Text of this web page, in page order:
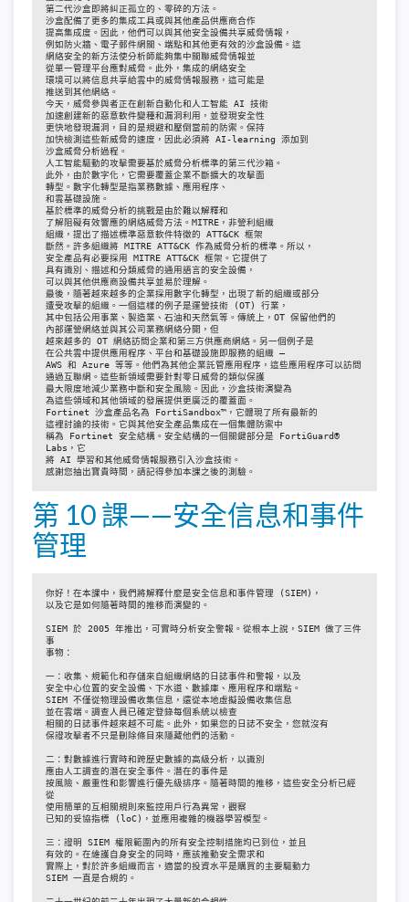
第二代沙盒即將糾正孤立的、零碎的方法。
沙盒配備了更多的集成工具或與其他產品供應商合作
提高集成度。因此，他們可以與其他安全設備共享威脅情報，
例如防火牆、電子郵件網關、端點和其他更有效的沙盒設備。這
網絡安全的新方法使分析師能夠集中關聯威脅情報並
從單一管理平台應對威脅。此外，集成的網絡安全
環境可以將信息共享給雲中的威脅情報服務，這可能是
推送到其他網絡。
今天，威脅參與者正在創新自動化和人工智能 AI 技術
加速創建新的惡意軟件變種和漏洞利用，並發現安全性
更快地發現漏洞，目的是規避和壓倒當前的防禦。保持
加快檢測這些新威脅的速度，因此必須將 AI-learning 添加到
沙盒威脅分析過程。
人工智能驅動的攻擊需要基於威脅分析標準的第三代沙箱。
此外，由於數字化，它需要覆蓋企業不斷擴大的攻擊面
轉型。數字化轉型是指業務數據、應用程序、
和雲基礎設施。
基於標準的威脅分析的挑戰是由於難以解釋和
了解阻礙有效響應的網絡威脅方法。MITRE，非營利組織
組織，提出了描述標準惡意軟件特徵的 ATT&CK 框架
斷然。許多組織將 MITRE ATT&CK 作為威脅分析的標準。所以，
安全產品有必要採用 MITRE ATT&CK 框架。它提供了
具有識別、描述和分類威脅的通用語言的安全設備，
可以與其他供應商設備共享並易於理解。
最後，隨著越來越多的企業採用數字化轉型，出現了新的組織或部分
遭受攻擊的組織。一個這樣的例子是運營技術 (OT) 行業，
其中包括公用事業、製造業、石油和天然氣等。傳統上，OT 保留他們的
內部運營網絡並與其公司業務網絡分開，但
越來越多的 OT 網絡訪問企業和第三方供應商網絡。另一個例子是
在公共雲中提供應用程序、平台和基礎設施即服務的組織 —
AWS 和 Azure 等等。他們為其他企業託管應用程序，這些應用程序可以訪問
通過互聯網。這些新領域需要針對零日威脅的類似保護
最大限度地減少業務中斷和安全風險。因此，沙盒技術演變為
為這些領域和其他領域的發展提供更廣泛的覆蓋面。
Fortinet 沙盒產品名為 FortiSandbox™，它體現了所有最新的
這裡討論的技術。它與其他安全產品集成在一個集體防禦中
稱為 Fortinet 安全結構。安全結構的一個關鍵部分是 FortiGuard®
Labs，它
將 AI 學習和其他威脅情報服務引入沙盒技術。
感謝您抽出寶貴時間，請記得參加本課之後的測驗。
第 10 課——安全信息和事件
管理
你好！在本課中，我們將解釋什麼是安全信息和事件管理 (SIEM)，
以及它是如何隨著時間的推移而演變的。
SIEM 於 2005 年推出，可實時分析安全警報。從根本上說，SIEM 做了三件
事
事物：
一：收集、規範化和存儲來自組織網絡的日誌事件和警報，以及
安全中心位置的安全設備、下水道、數據庫、應用程序和端點。
SIEM 不僅從物理設備收集信息，還從本地虛擬設備收集信息
並在雲端。調查人員已確定登錄每個系統以檢查
相關的日誌事件越來越不可能。此外，如果您的日誌不安全，您就沒有
保證攻擊者不只是刪除條目來隱藏他們的活動。
二：對數據進行實時和跨歷史數據的高級分析，以識別
應由人工調查的潛在安全事件。潛在的事件是
按風險、嚴重性和影響進行優先級排序。隨著時間的推移，這些安全分析已經
從
使用簡單的互相關規則來監控用戶行為異常，觀察
已知的妥協指標 (loC)，並應用複雜的機器學習模型。
三：證明 SIEM 權限範圍內的所有安全控制措施均已到位，並且
有效的。在維護自身安全的同時，應該推動安全需求和
實際上，對於許多組織而言，適當的投資水平是購買的主要驅動力
SIEM 一直是合規的。